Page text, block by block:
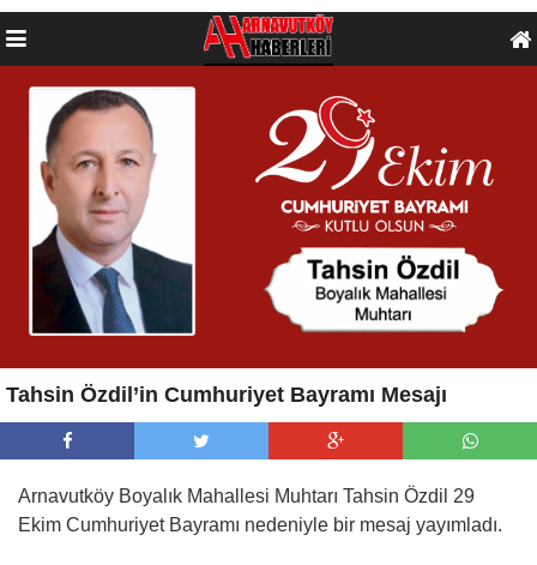
Tahsin Özdil’in Cumhuriyet Bayramı Mesajı
Arnavutköy Boyalık Mahallesi Muhtarı Tahsin Özdil 29
Ekim Cumhuriyet Bayramı nedeniyle bir mesaj yayımladı.